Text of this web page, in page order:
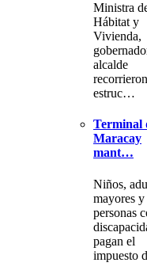
Ministra
Hábitat y
Vivienda,
alcalde
estruc…
Terminal
Maracay
mant…
Niños,
mayores y
personas
pagan el
impuesto